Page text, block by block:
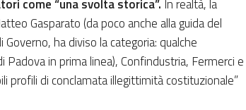
come “una svolta storica”. In realtà, la
Gasparato (da poco anche alla guida del
ha diviso la categoria: qualche
in prima linea), Confindustria, Fermerci e
profili di conclamata illegittimità costituzionale”